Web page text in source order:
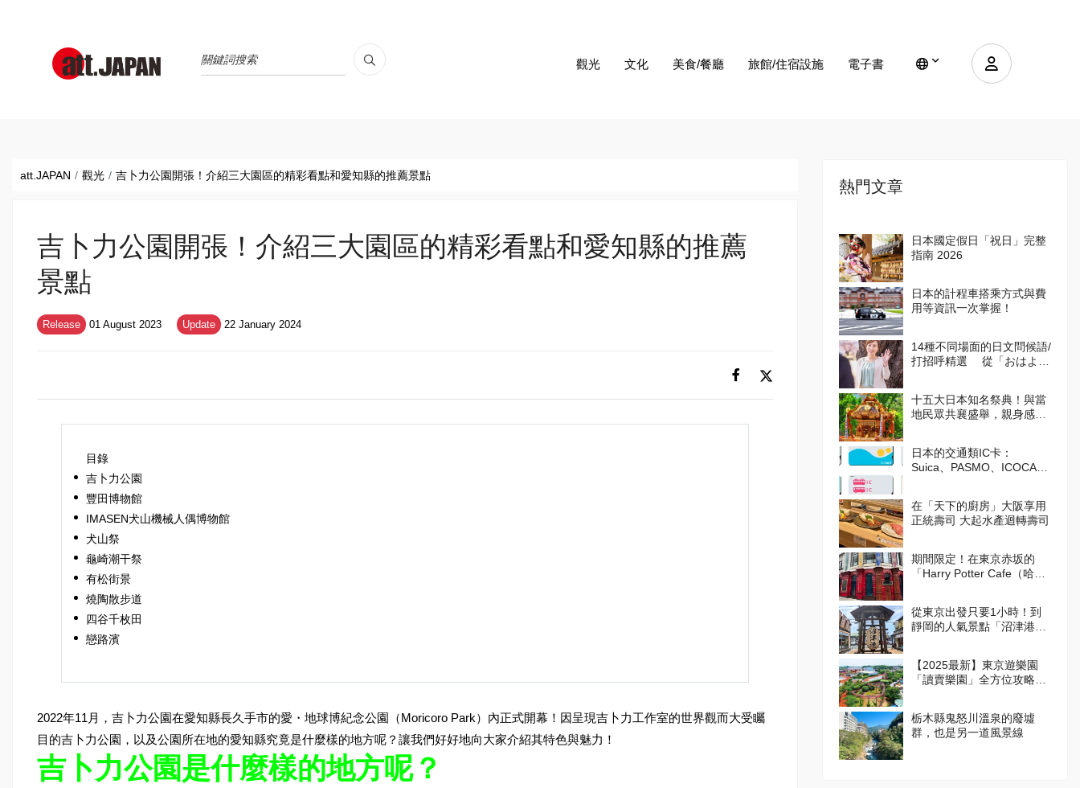
觀光 文化 美食/餐廳 旅館/住宿設施 電子書
att.JAPAN 觀光 吉卜力公園開張！介紹三大園區的精彩看點和愛知縣的推薦景點
吉卜力公園開張！介紹三大園區的精彩看點和愛知縣的推薦
景點
Release 01 August 2023 Update 22 January 2024
目錄
吉卜力公園
豐田博物館
IMASEN犬山機械人偶博物館
犬山祭
龜崎潮干祭
有松街景
燒陶散步道
四谷千枚田
戀路濱
2022年11月，吉卜力公園在愛知縣長久手市的愛・地球博紀念公園（Moricoro Park）內正式開幕！因呈現吉卜力工作室的世界觀而大受矚
目的吉卜力公園，以及公園所在地的愛知縣究竟是什麼樣的地方呢？讓我們好好地向大家介紹其特色與魅力！
吉卜力公園是什麼樣的地方呢？
熱門文章
日本國定假日「祝日」完整
指南 2026
日本的計程車搭乘方式與費
用等資訊一次掌握！
14種不同場面的日文問候語/
打招呼精選 從「おはよう
十五大日本知名祭典！與當
地民眾共襄盛舉，親身感受
日本的交通類IC卡：
Suica、PASMO、ICOCA的
在「天下的廚房」大阪享用
正統壽司 大起水產迴轉壽司
期間限定！在東京赤坂的
「Harry Potter Cafe（哈利
與氣氛
從東京出發只要1小時！到
靜岡的人氣景點「沼津港」
【2025最新】東京遊樂園
「讀賣樂園」全方位攻略！
栃木縣鬼怒川溫泉的廢墟
群，也是另一道風景線